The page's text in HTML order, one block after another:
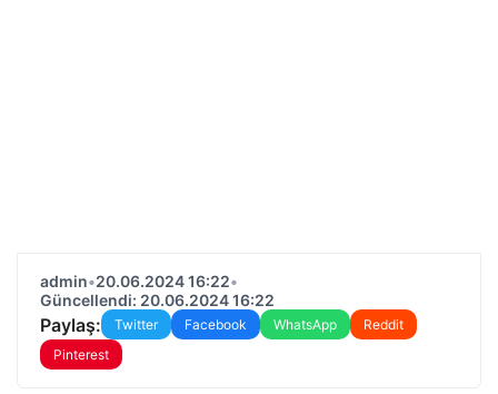
admin•20.06.2024 16:22•
Güncellendi: 20.06.2024 16:22
Paylaş: Twitter Facebook WhatsApp
Reddit
Pinterest